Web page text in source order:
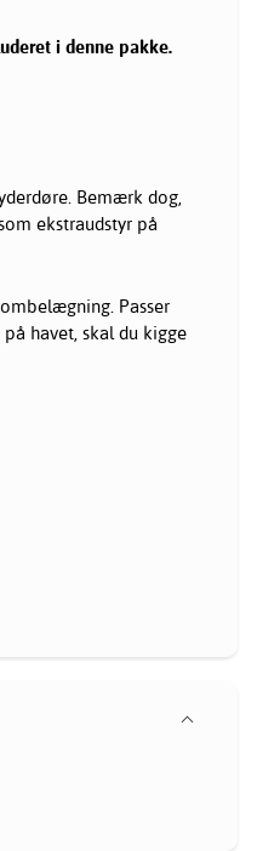
i denne pakke.
Bemærk dog,
ekstraudstyr på
Passer
havet, skal du kigge